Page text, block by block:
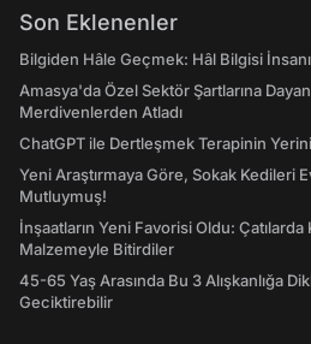
Son Eklenenler
Bilgiden Hâle Geçmek: Hâl Bilgisi
Amasya'da Özel Sektör Şartlarına
Merdivenlerden Atladı
ChatGPT ile Dertleşmek Terapinin
Yeni Araştırmaya Göre, Sokak Kedileri
Mutluymuş!
İnşaatların Yeni Favorisi Oldu:
Malzemeyle Bitirdiler
45-65 Yaş Arasında Bu 3 Alışkanlığa
Geciktirebilir